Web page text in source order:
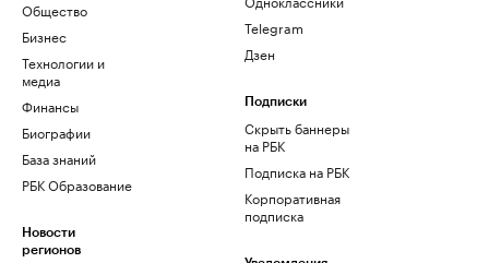
Общество
Бизнес
Технологии и
медиа
Финансы
Биографии
База знаний
РБК Образование
Новости
регионов
Telegram
Дзен
Подписки
Скрыть баннеры
на РБК
Подписка на РБК
Корпоративная
подписка